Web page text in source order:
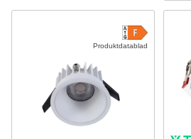
Produktdatablad